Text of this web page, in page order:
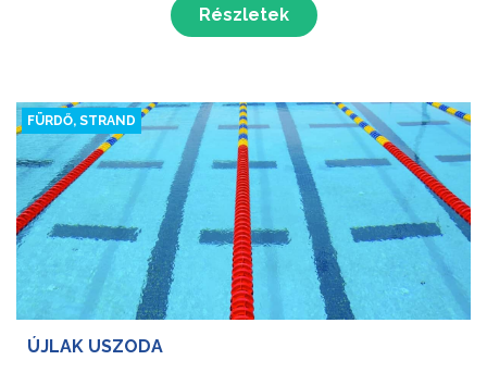
Részletek
FÜRDŐ, STRAND
ÚJLAK USZODA